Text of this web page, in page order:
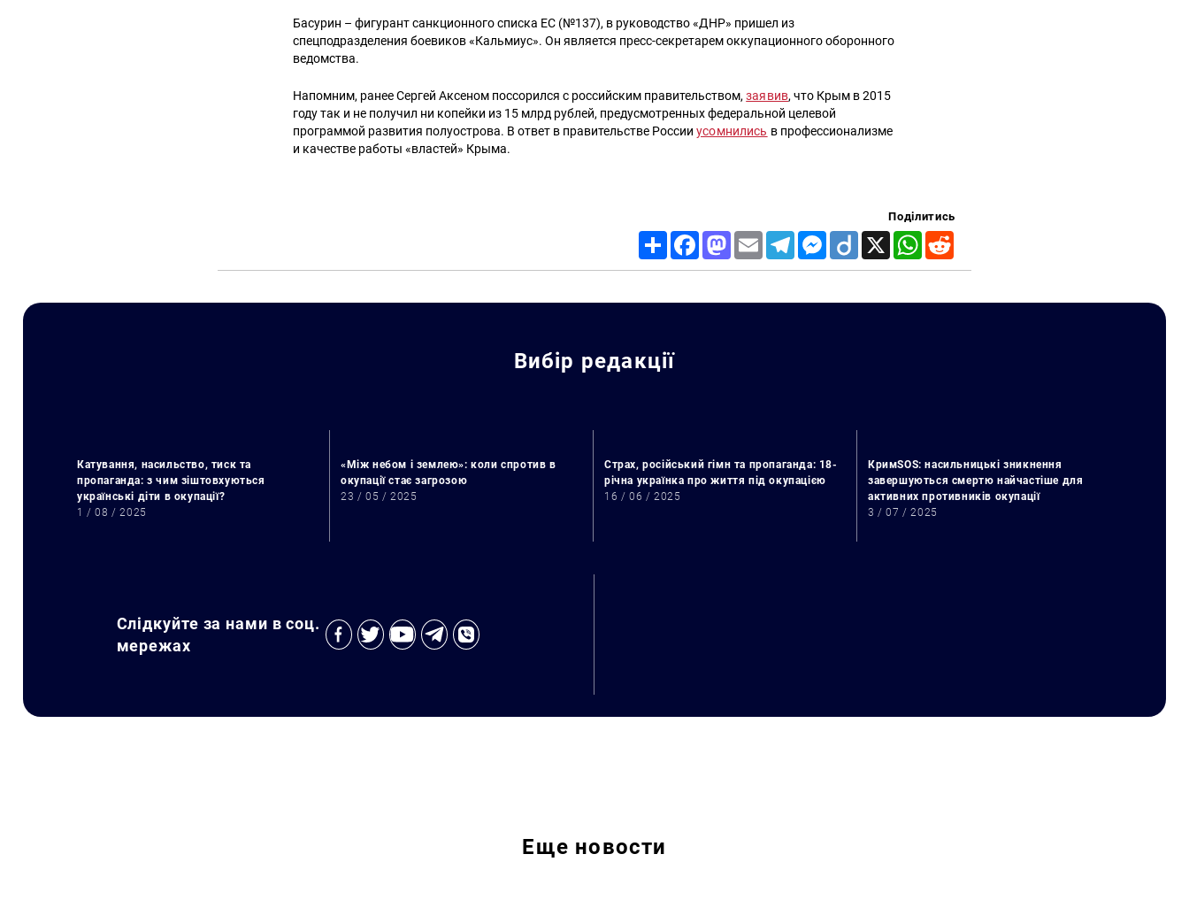
Басурин – фигурант санкционного списка ЕС (№137), в руководство «ДНР» пришел из
спецподразделения боевиков «Кальмиус». Он является пресс-секретарем оккупационного оборонного
ведомства.
Напомним, ранее Сергей Аксеном поссорился с российским правительством,заявив, что Крым в 2015
году так и не получил ни копейки из 15 млрд рублей, предусмотренных федеральной целевой
программой развития полуострова. В ответ в правительстве Россииусомнились в профессионализме
и качестве работы «властей» Крыма.
Поділитись
Share FacebookMastodon
Email TelegramMessenger
Diigo X WhatsApp
Вибір редакції
Катування, насильство, тиск та
пропаганда: з чим зіштовхуються
українські діти в окупації?
1 / 08 / 2025
«Між небом і землею»: коли спротив в
окупації стає загрозою
23 / 05 / 2025
Страх, російський гімн та пропаганда: 18-
річна українка про життя під окупацією
16 / 06 / 2025
КримSOS: насильницькі зникнення
завершуються смертю найчастіше для
активних противників окупації
3 / 07 / 2025
Слідкуйте за нами в соц.
мережах
Еще новости